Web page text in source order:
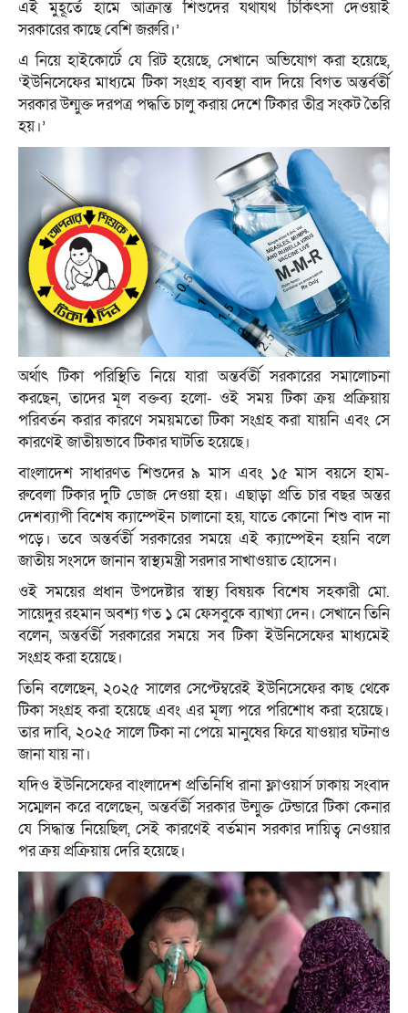
এই মুহূর্তে হামে আক্রান্ত শিশুদের যথাযথ চিকিৎসা দেওয়াই
সরকারের কাছে বেশি জরুরি।’
এ নিয়ে হাইকোর্টে যে রিট হয়েছে, সেখানে অভিযোগ করা হয়েছে,
‘ইউনিসেফের মাধ্যমে টিকা সংগ্রহ ব্যবস্থা বাদ দিয়ে বিগত অন্তর্বর্তী
সরকার উন্মুক্ত দরপত্র পদ্ধতি চালু করায় দেশে টিকার তীব্র সংকট তৈরি
হয়।’
অর্থাৎ টিকা পরিস্থিতি নিয়ে যারা অন্তর্বর্তী সরকারের সমালোচনা
করছেন, তাদের মূল বক্তব্য হলো- ওই সময় টিকা ক্রয় প্রক্রিয়ায়
পরিবর্তন করার কারণে সময়মতো টিকা সংগ্রহ করা যায়নি এবং সে
কারণেই জাতীয়ভাবে টিকার ঘাটতি হয়েছে।
বাংলাদেশ সাধারণত শিশুদের ৯ মাস এবং ১৫ মাস বয়সে হাম-
রুবেলা টিকার দুটি ডোজ দেওয়া হয়। এছাড়া প্রতি চার বছর অন্তর
দেশব্যাপী বিশেষ ক্যাম্পেইন চালানো হয়, যাতে কোনো শিশু বাদ না
পড়ে। তবে অন্তর্বর্তী সরকারের সময়ে এই ক্যাম্পেইন হয়নি বলে
জাতীয় সংসদে জানান স্বাস্থ্যমন্ত্রী সরদার সাখাওয়াত হোসেন।
ওই সময়ের প্রধান উপদেষ্টার স্বাস্থ্য বিষয়ক বিশেষ সহকারী মো.
সায়েদুর রহমান অবশ্য গত ১ মে ফেসবুকে ব্যাখ্যা দেন। সেখানে তিনি
বলেন, অন্তর্বর্তী সরকারের সময়ে সব টিকা ইউনিসেফের মাধ্যমেই
সংগ্রহ করা হয়েছে।
তিনি বলেছেন, ২০২৫ সালের সেপ্টেম্বরেই ইউনিসেফের কাছ থেকে
টিকা সংগ্রহ করা হয়েছে এবং এর মূল্য পরে পরিশোধ করা হয়েছে।
তার দাবি, ২০২৫ সালে টিকা না পেয়ে মানুষের ফিরে যাওয়ার ঘটনাও
জানা যায় না।
যদিও ইউনিসেফের বাংলাদেশ প্রতিনিধি রানা ফ্লাওয়ার্স ঢাকায় সংবাদ
সম্মেলন করে বলেছেন, অন্তর্বর্তী সরকার উন্মুক্ত টেন্ডারে টিকা কেনার
যে সিদ্ধান্ত নিয়েছিল, সেই কারণেই বর্তমান সরকার দায়িত্ব নেওয়ার
পর ক্রয় প্রক্রিয়ায় দেরি হয়েছে।